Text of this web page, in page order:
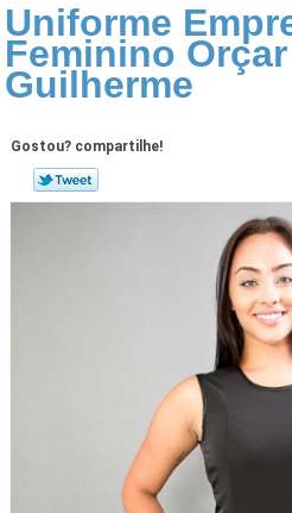
Uniforme
Feminino
Guilherme
Gostou? compartilhe!